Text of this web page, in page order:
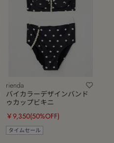
rienda
バイカラーデザインバンド
ゥカップビキニ
￥9,350(50%OFF)
タイムセール